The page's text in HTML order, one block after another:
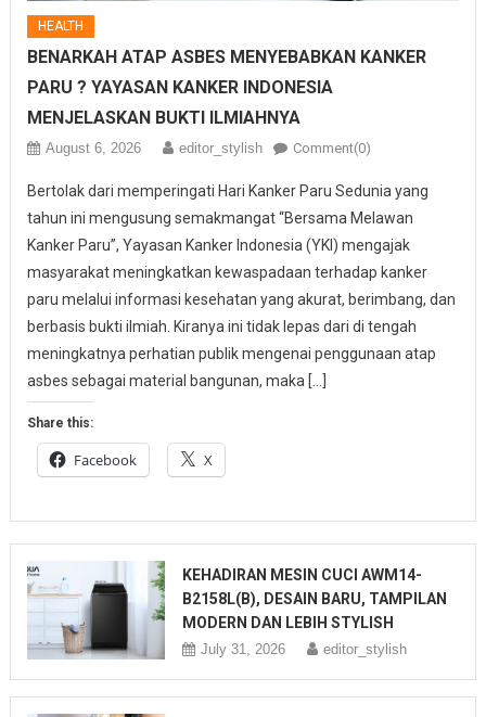
HEALTH
BENARKAH ATAP ASBES MENYEBABKAN KANKER
PARU ? YAYASAN KANKER INDONESIA
MENJELASKAN BUKTI ILMIAHNYA
August 6, 2026 editor_stylish Comment(0)
Bertolak dari memperingati Hari Kanker Paru Sedunia yang
tahun ini mengusung semakmangat “Bersama Melawan
Kanker Paru”, Yayasan Kanker Indonesia (YKI) mengajak
masyarakat meningkatkan kewaspadaan terhadap kanker
paru melalui informasi kesehatan yang akurat, berimbang, dan
berbasis bukti ilmiah. Kiranya ini tidak lepas dari di tengah
meningkatnya perhatian publik mengenai penggunaan atap
asbes sebagai material bangunan, maka […]
Share this:
Facebook X
KEHADIRAN MESIN CUCI AWM14-
B2158L(B), DESAIN BARU, TAMPILAN
MODERN DAN LEBIH STYLISH
July 31, 2026 editor_stylish